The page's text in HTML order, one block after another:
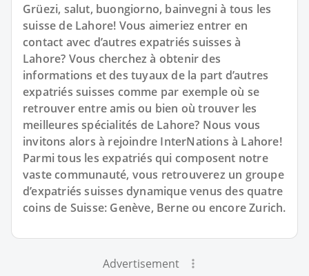
Grüezi, salut, buongiorno, bainvegni à tous les
suisse de Lahore! Vous aimeriez entrer en
contact avec d’autres expatriés suisses à
Lahore? Vous cherchez à obtenir des
informations et des tuyaux de la part d’autres
expatriés suisses comme par exemple où se
retrouver entre amis ou bien où trouver les
meilleures spécialités de Lahore? Nous vous
invitons alors à rejoindre InterNations à Lahore!
Parmi tous les expatriés qui composent notre
vaste communauté, vous retrouverez un groupe
d’expatriés suisses dynamique venus des quatre
coins de Suisse: Genève, Berne ou encore Zurich.
Advertisement